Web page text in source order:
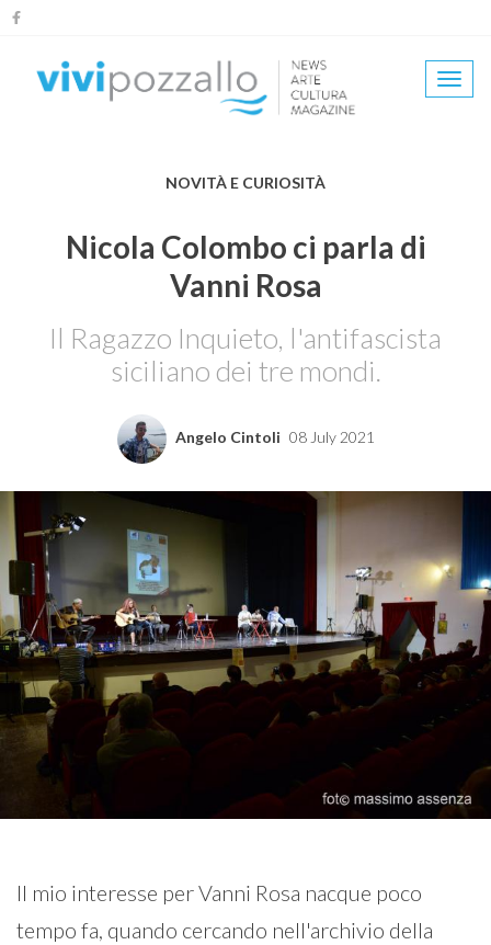
Salta
contenuto
NOVITÀ E CURIOSITÀ
Nicola Colombo ci parla di
Vanni Rosa
Il Ragazzo Inquieto, l'antifascista
siciliano dei tre mondi.
Angelo Cintoli 08 July 2021
Il mio interesse per Vanni Rosa nacque poco
tempo fa, quando cercando nell'archivio della